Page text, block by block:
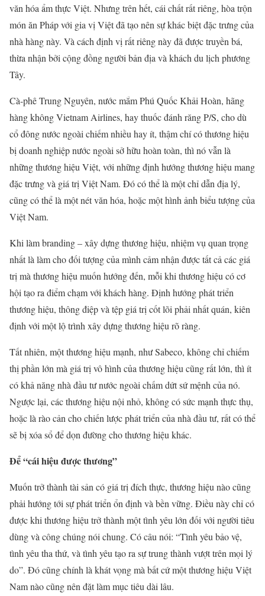
văn hóa ẩm thực Việt. Nhưng trên hết, cái chất rất riêng, hòa trộn
món ăn Pháp với gia vị Việt đã tạo nên sự khác biệt đặc trưng của
nhà hàng này. Và cách định vị rất riêng này đã được truyền bá,
thừa nhận bởi cộng đồng người bản địa và khách du lịch phương
Tây.
Cà-phê Trung Nguyên, nước mắm Phú Quốc Khải Hoàn, hãng
hàng không Vietnam Airlines, hay thuốc đánh răng P/S, cho dù
cổ đông nước ngoài chiếm nhiều hay ít, thậm chí có thương hiệu
bị doanh nghiệp nước ngoài sở hữu hoàn toàn, thì nó vẫn là
những thương hiệu Việt, với những định hướng thương hiệu mang
đặc trưng và giá trị Việt Nam. Đó có thể là một chỉ dẫn địa lý,
cũng có thể là một nét văn hóa, hoặc một hình ảnh biểu tượng của
Việt Nam.
Khi làm branding – xây dựng thương hiệu, nhiệm vụ quan trọng
nhất là làm cho đối tượng của mình cảm nhận được tất cả các giá
trị mà thương hiệu muốn hướng đến, mỗi khi thương hiệu có cơ
hội tạo ra điểm chạm với khách hàng. Định hướng phát triển
thương hiệu, thông điệp và tệp giá trị cốt lõi phải nhất quán, kiên
định với một lộ trình xây dựng thương hiệu rõ ràng.
Tất nhiên, một thương hiệu mạnh, như Sabeco, không chỉ chiếm
thị phần lớn mà giá trị vô hình của thương hiệu cũng rất lớn, thì ít
có khả năng nhà đầu tư nước ngoài chấm dứt sứ mệnh của nó.
Ngược lại, các thương hiệu nội nhỏ, không có sức mạnh thực thụ,
hoặc là rào cản cho chiến lược phát triển của nhà đầu tư, rất có thể
sẽ bị xóa sổ để dọn đường cho thương hiệu khác.
Để “cái hiệu được thương”
Muốn trở thành tài sản có giá trị đích thực, thương hiệu nào cũng
phải hướng tới sự phát triển ổn định và bền vững. Điều này chỉ có
được khi thương hiệu trở thành một tình yêu lớn đối với người tiêu
dùng và công chúng nói chung. Có câu nói: “Tình yêu bảo vệ,
tình yêu tha thứ, và tình yêu tạo ra sự trung thành vượt trên mọi lý
do”. Đó cũng chính là khát vọng mà bất cứ một thương hiệu Việt
Nam nào cũng nên đặt làm mục tiêu dài lâu.